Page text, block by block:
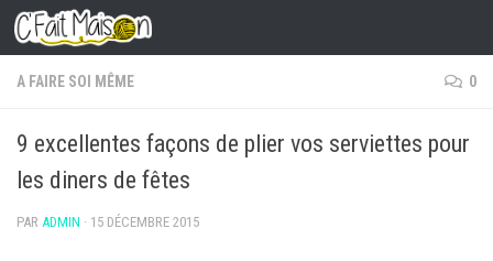
Skip to content
A FAIRE SOI MÊME 0
9 excellentes façons de plier vos serviettes pour
les diners de fêtes
PAR ADMIN · 15 DÉCEMBRE 2015